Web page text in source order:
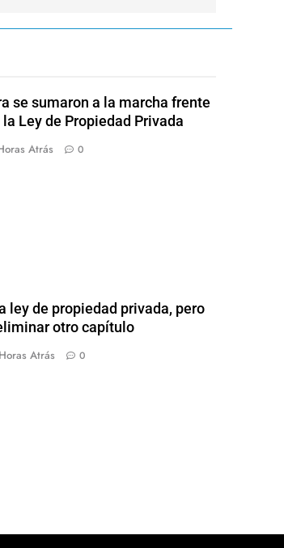
se sumaron a la marcha frente
Ley de Propiedad Privada
Atrás 0
ley de propiedad privada, pero
otro capítulo
Atrás 0